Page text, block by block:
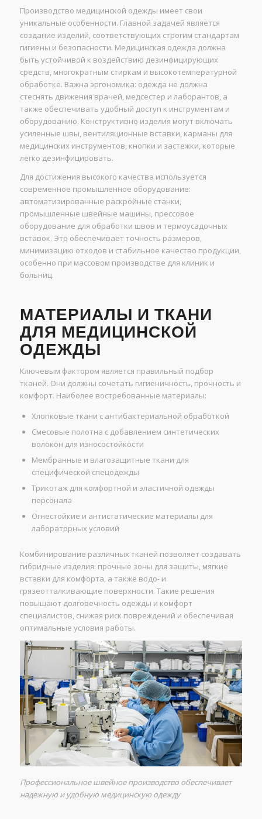
Производство медицинской одежды имеет свои
уникальные особенности. Главной задачей является
создание изделий, соответствующих строгим стандартам
гигиены и безопасности. Медицинская одежда должна
быть устойчивой к воздействию дезинфицирующих
средств, многократным стиркам и высокотемпературной
обработке. Важна эргономика: одежда не должна
стеснять движения врачей, медсестер и лаборантов, а
также обеспечивать удобный доступ к инструментам и
оборудованию. Конструктивно изделия могут включать
усиленные швы, вентиляционные вставки, карманы для
медицинских инструментов, кнопки и застежки, которые
легко дезинфицировать.
Для достижения высокого качества используется
современное промышленное оборудование:
автоматизированные раскройные станки,
промышленные швейные машины, прессовое
оборудование для обработки швов и термоусадочных
вставок. Это обеспечивает точность размеров,
минимизацию отходов и стабильное качество продукции,
особенно при массовом производстве для клиник и
больниц.
МАТЕРИАЛЫ И ТКАНИ
ДЛЯ МЕДИЦИНСКОЙ
ОДЕЖДЫ
Ключевым фактором является правильный подбор
тканей. Они должны сочетать гигиеничность, прочность и
комфорт. Наиболее востребованные материалы:
Хлопковые ткани с антибактериальной обработкой
Смесовые полотна с добавлением синтетических
волокон для износостойкости
Мембранные и влагозащитные ткани для
специфической спецодежды
Трикотаж для комфортной и эластичной одежды
персонала
Огнестойкие и антистатические материалы для
лабораторных условий
Комбинирование различных тканей позволяет создавать
гибридные изделия: прочные зоны для защиты, мягкие
вставки для комфорта, а также водо- и
грязеотталкивающие поверхности. Такие решения
повышают долговечность одежды и комфорт
специалистов, снижая риск повреждений и обеспечивая
оптимальные условия работы.
Профессиональное швейное производство обеспечивает
надежную и удобную медицинскую одежду